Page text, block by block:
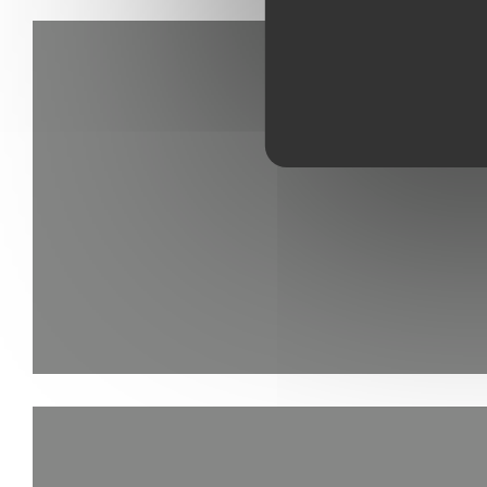
jour change à chaque service du midi
envies.